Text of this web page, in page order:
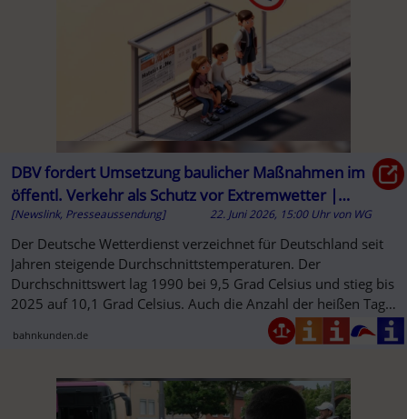
DBV fordert Umsetzung baulicher Maßnahmen im
öffentl. Verkehr als Schutz vor Extremwetter |
Deutscher Bahnkunden-Verband e.V.
[Newslink, Presseaussendung] 22. Juni 2026, 15:00 Uhr von WG
Der Deutsche Wetterdienst verzeichnet für Deutschland seit
Jahren steigende Durchschnittstemperaturen. Der
Durchschnittswert lag 1990 bei 9,5 Grad Celsius und stieg bis
2025 auf 10,1 Grad Celsius. Auch die Anzahl der heißen Tage
bahnkunden.de